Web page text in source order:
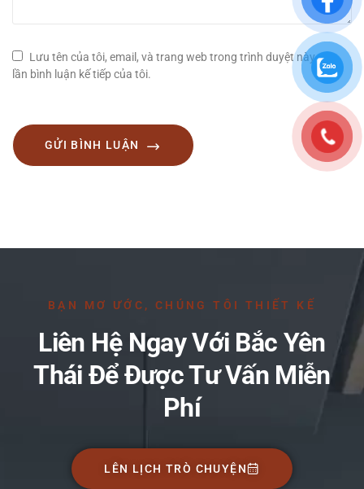
Lưu tên của tôi, email, và trang web trong trình duyệt này cho
lần bình luận kế tiếp của tôi.
GỬI BÌNH LUẬN
BẠN MƠ ƯỚC, CHÚNG TÔI THIẾT KẾ
Liên Hệ Ngay Với Bắc Yên
Thái Để Được Tư Vấn Miễn
Phí
LÊN LỊCH TRÒ CHUYỆN